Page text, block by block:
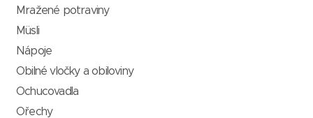
Mražené potraviny
Müsli
Nápoje
Obilné vločky a obiloviny
Ochucovadla
Ořechy